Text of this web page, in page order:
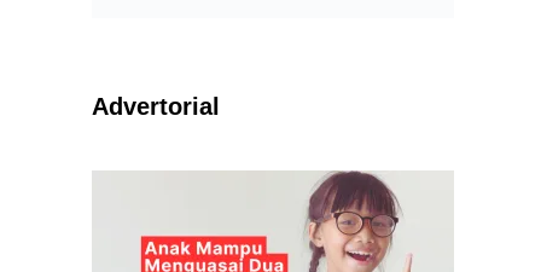
Advertorial